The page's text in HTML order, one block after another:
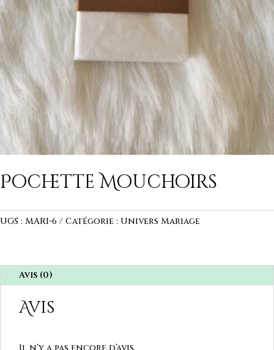
Pochette Mouchoirs
UGS : MARI-6 Catégorie : Univers Mariage
Avis (0)
Avis
Il n’y a pas encore d’avis.